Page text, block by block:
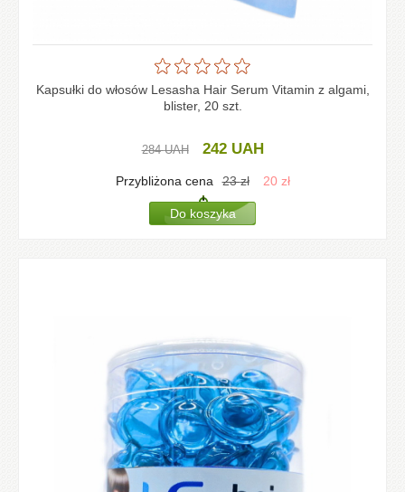
Kapsułki do włosów Lesasha Hair Serum Vitamin z algami,
blister, 20 szt.
284UAH 242 UAH
Przybliżona cena 23zł 20 zł